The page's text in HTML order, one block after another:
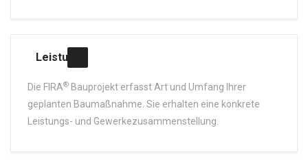
Leistung
Die FIRA® Bauprojekt erfasst Art und Umfang Ihrer
geplanten Baumaßnahme. Sie erhalten eine konkrete
Leistungs- und Gewerkezusammenstellung.